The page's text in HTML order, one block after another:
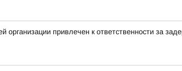
организации привлечен к ответственности за